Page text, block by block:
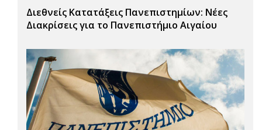
Διεθνείς Κατατάξεις Πανεπιστημίων: Νέες
Διακρίσεις για το Πανεπιστήμιο Αιγαίου